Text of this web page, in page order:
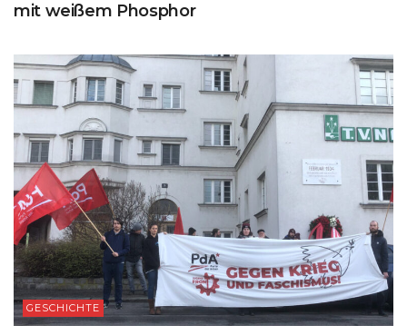
mit weißem Phosphor
GESCHICHTE